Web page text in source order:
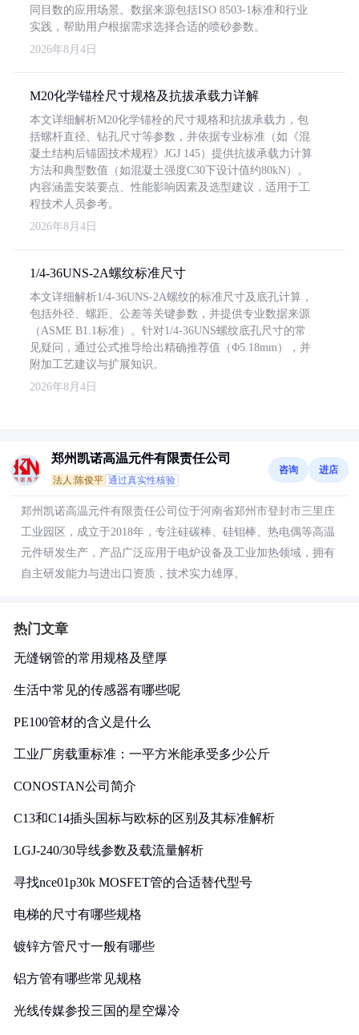
同目数的应用场景。数据来源包括ISO 8503-1标准和行业
实践，帮助用户根据需求选择合适的喷砂参数。
2026年8月4日
M20化学锚栓尺寸规格及抗拔承载力详解
本文详细解析M20化学锚栓的尺寸规格和抗拔承载力，包
括螺杆直径、钻孔尺寸等参数，并依据专业标准（如《混
凝土结构后锚固技术规程》JGJ 145）提供抗拔承载力计算
方法和典型数值（如混凝土强度C30下设计值约80kN）。
内容涵盖安装要点、性能影响因素及选型建议，适用于工
程技术人员参考。
2026年8月4日
1/4-36UNS-2A螺纹标准尺寸
本文详细解析1/4-36UNS-2A螺纹的标准尺寸及底孔计算，
包括外径、螺距、公差等关键参数，并提供专业数据来源
（ASME B1.1标准）。针对1/4-36UNS螺纹底孔尺寸的常
见疑问，通过公式推导给出精确推荐值（Φ5.18mm），并
附加工艺建议与扩展知识。
2026年8月4日
郑州凯诺高温元件有限责任公司
法人:陈俊平 通过真实性核验
咨询 进店
郑州凯诺高温元件有限责任公司位于河南省郑州市登封市三里庄
工业园区，成立于2018年，专注硅碳棒、硅钼棒、热电偶等高温
元件研发生产，产品广泛应用于电炉设备及工业加热领域，拥有
自主研发能力与进出口资质，技术实力雄厚。
热门文章
无缝钢管的常用规格及壁厚
生活中常见的传感器有哪些呢
PE100管材的含义是什么
工业厂房载重标准：一平方米能承受多少公斤
CONOSTAN公司简介
C13和C14插头国标与欧标的区别及其标准解析
LGJ-240/30导线参数及载流量解析
寻找nce01p30k MOSFET管的合适替代型号
电梯的尺寸有哪些规格
镀锌方管尺寸一般有哪些
铝方管有哪些常见规格
光线传媒参投三国的星空爆冷